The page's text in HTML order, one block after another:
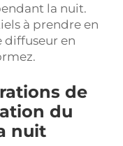
la nuit.
à prendre en
diffuseur en
de
du
nuit